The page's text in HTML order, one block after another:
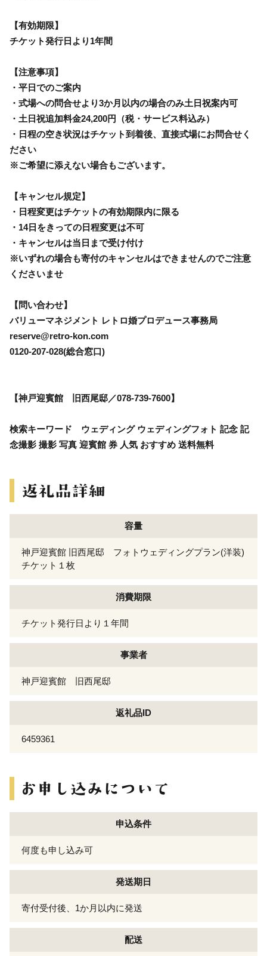
【有効期限】
チケット発行日より1年間
【注意事項】
・平日でのご案内
・式場への問合せより3か月以内の場合のみ土日祝案内可
・土日祝追加料金24,200円（税・サービス料込み）
・日程の空き状況はチケット到着後、直接式場にお問合せく
ださい
※ご希望に添えない場合もございます。
【キャンセル規定】
・日程変更はチケットの有効期限内に限る
・14日をきっての日程変更は不可
・キャンセルは当日まで受け付け
※いずれの場合も寄付のキャンセルはできませんのでご注意
くださいませ
【問い合わせ】
バリューマネジメント レトロ婚プロデュース事務局
reserve@retro-kon.com
0120-207-028(総合窓口)
【神戸迎賓館 旧西尾邸／078-739-7600】
検索キーワード ウェディング ウェディングフォト 記念 記
念撮影 撮影 写真 迎賓館 券 人気 おすすめ 送料無料
容量
神戸迎賓館 旧西尾邸 フォトウェディングプラン(洋装)
チケット１枚
消費期限
チケット発行日より１年間
事業者
神戸迎賓館 旧西尾邸
返礼品ID
6459361
申込条件
何度も申し込み可
発送期日
寄付受付後、1か月以内に発送
配送